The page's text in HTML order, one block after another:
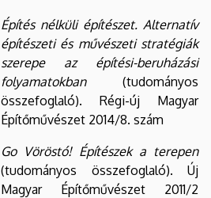
Építés nélküli építészet. Alternatív
építészeti és művészeti stratégiák
szerepe az építési-beruházási
folyamatokban(tudományos
összefoglaló). Régi-új Magyar
Építőművészet 2014/8. szám
Go Vöröstó! Építészek a terepen
(tudományos összefoglaló). Új
Magyar Építőművészet 2011/2